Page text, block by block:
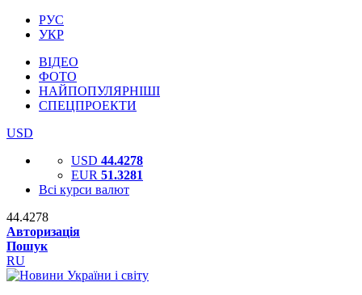
РУС
УКР
ВІДЕО
ФОТО
НАЙПОПУЛЯРНІШІ
СПЕЦПРОЕКТИ
USD
USD 44.4278
EUR 51.3281
Всі курси валют
44.4278
Авторизація
Пошук
RU